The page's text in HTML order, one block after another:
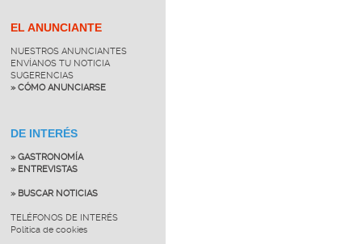
EL ANUNCIANTE
NUESTROS ANUNCIANTES
ENVÍANOS TU NOTICIA
SUGERENCIAS
» CÓMO ANUNCIARSE
DE INTERÉS
» GASTRONOMÍA
» ENTREVISTAS
» BUSCAR NOTICIAS
TELÉFONOS DE INTERÉS
Política de cookies